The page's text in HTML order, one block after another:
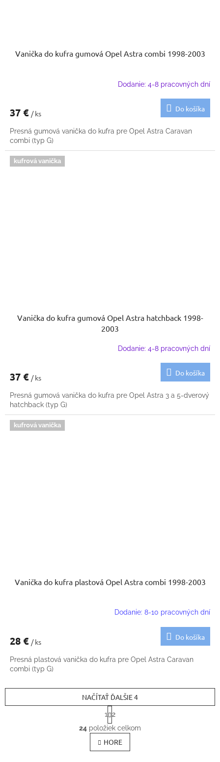
Vanička do kufra gumová Opel Astra combi 1998-2003
Dodanie: 4-8 pracovných dní
37 € / ks
Do košíka
Presná gumová vanička do kufra pre Opel Astra Caravan
combi (typ G)
kufrová vanička
Vanička do kufra gumová Opel Astra hatchback 1998-
2003
Dodanie: 4-8 pracovných dní
37 € / ks
Do košíka
Presná gumová vanička do kufra pre Opel Astra 3 a 5-dverový
hatchback (typ G)
kufrová vanička
Vanička do kufra plastová Opel Astra combi 1998-2003
Dodanie: 8-10 pracovných dní
28 € / ks
Do košíka
Presná plastová vanička do kufra pre Opel Astra Caravan
combi (typ G)
O
v
l
á
NAČÍTAŤ ĎALŠIE 4
S
t
r
á
n
k
1 2
24 položiek celkom
HORE